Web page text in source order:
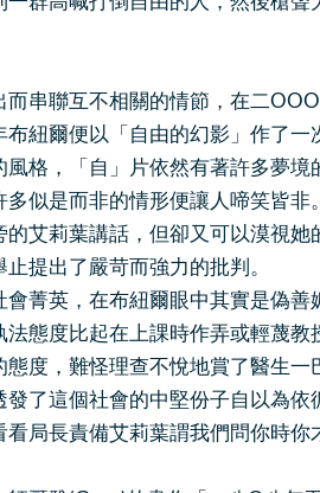
而串聯互不相關的情節，在二
紐爾便以「自由的幻影」作了一
格，「自」片依然有著許多夢
多似是而非的情形便讓人啼笑皆
的艾莉葉講話，但卻又可以漠視
提出了嚴苛而強力的批判。
會菁英，在布紐爾眼中其實是偽
態度比起在上課時作弄或輕蔑
度，難怪理查不悅地賞了醫生一
了這個社會的中堅份子自以為
看局長責備艾莉葉謂我們問你時